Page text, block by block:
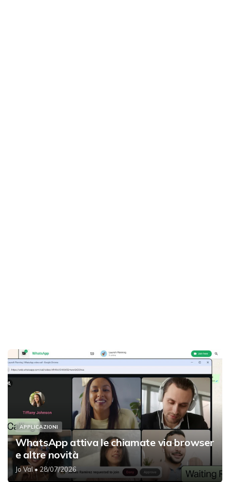
APPLICAZIONI
WhatsApp attiva le chiamate via browser
e altre novità
Jo Val• 28/07/2026